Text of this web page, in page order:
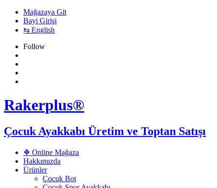
Mağazaya Git
Bayi Girişi
⇆ English
Follow
Rakerplus®
Çocuk Ayakkabı Üretim ve Toptan Satışı
❖ Online Mağaza
Hakkımızda
Ürünler
Çocuk Bot